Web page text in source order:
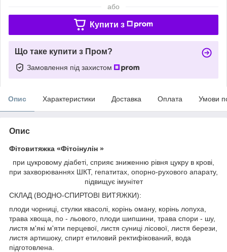
або
Купити з
Що таке купити з Пром?
Замовлення під захистом
Опис Характеристики Доставка Оплата Умови
Опис
Фітовитяжка «Фітоінулін »
при цукровому діабеті, сприяє зниженню рівня цукру в крові,
при захворюваннях ШКТ, гепатитах, опорно-рухового апарату,
підвищує імунітет
СКЛАД (ВОДНО-СПИРТОВІ ВИТЯЖКИ):
плоди чорниці, стулки квасолі, корінь оману, корінь лопуха,
трава хвоща, по - льового, плоди шипшини, трава спори - шу,
листя м'які м'яти перцевої, листя суниці лісової, листя берези,
листя артишоку, спирт етиловий ректифікований, вода
підготовлена.